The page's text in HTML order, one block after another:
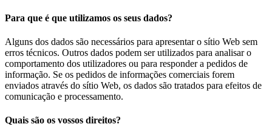
Para que é que utilizamos os seus dados?
Alguns dos dados são necessários para apresentar o sítio Web sem
erros técnicos. Outros dados podem ser utilizados para analisar o
comportamento dos utilizadores ou para responder a pedidos de
informação. Se os pedidos de informações comerciais forem
enviados através do sítio Web, os dados são tratados para efeitos de
comunicação e processamento.
Quais são os vossos direitos?